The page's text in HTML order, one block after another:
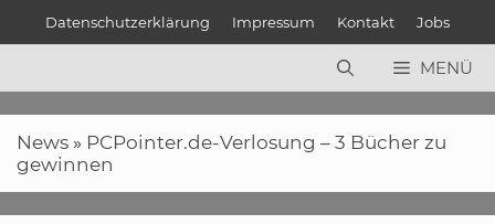
Datenschutzerklärung Impressum Kontakt Jobs
MENÜ
News » PCPointer.de-Verlosung – 3 Bücher zu
gewinnen